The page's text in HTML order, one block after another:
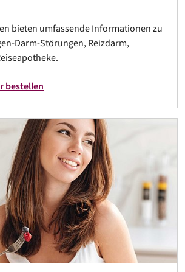
bieten umfassende Informationen zu
Darm-Störungen, Reizdarm,
bestellen